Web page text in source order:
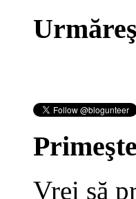
Vrei să